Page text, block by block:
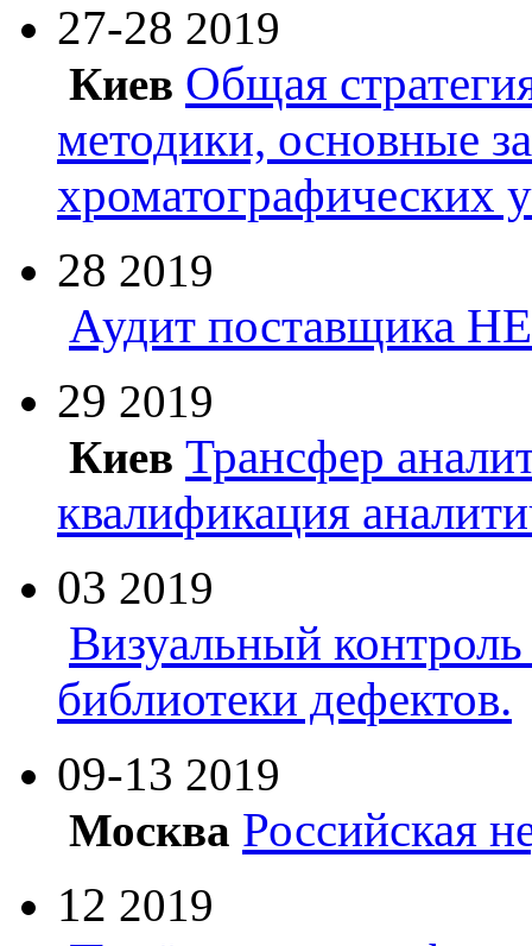
27-28 2019
Киев Общая
методики, основные
28 2019
Аудит поставщика
29 2019
Киев Трансфер
квалификация
03 2019
Визуальный контроль
библиотеки дефектов.
09-13 2019
Москва Российская
12 2019